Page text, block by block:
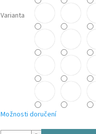
Varianta
Možnosti doručení